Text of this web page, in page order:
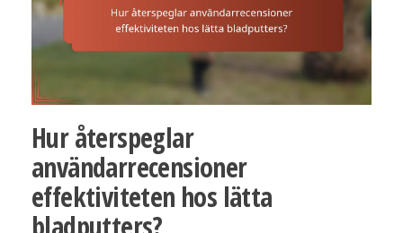
Hur återspeglar
användarrecensioner
effektiviteten hos lätta